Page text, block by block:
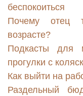
беспокоиться
Почему отец
возрасте?
Подкасты для
прогулки с
Как выйти на
Раздельный